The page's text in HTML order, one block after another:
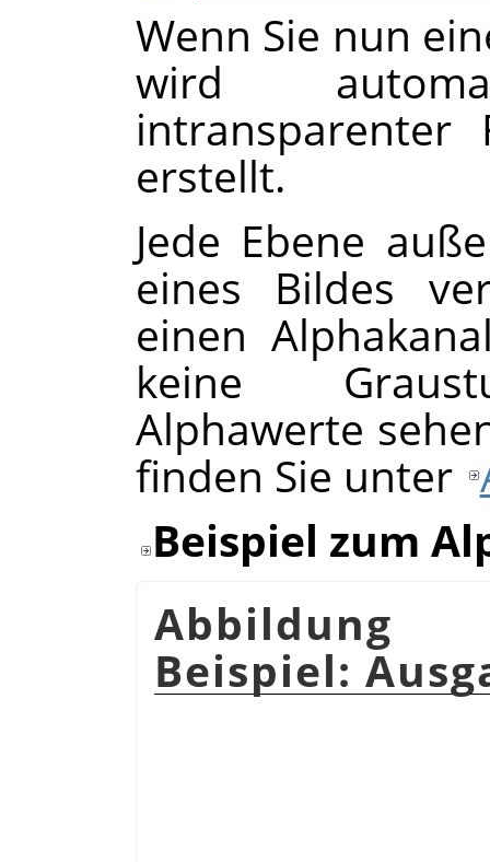
Wenn Sie nun
wird
intransparenter
erstellt.
Jede Ebene
eines Bildes
einen
keine
Alphawerte
finden Sie unter
Beispiel zum
Abbildung
Beispiel: